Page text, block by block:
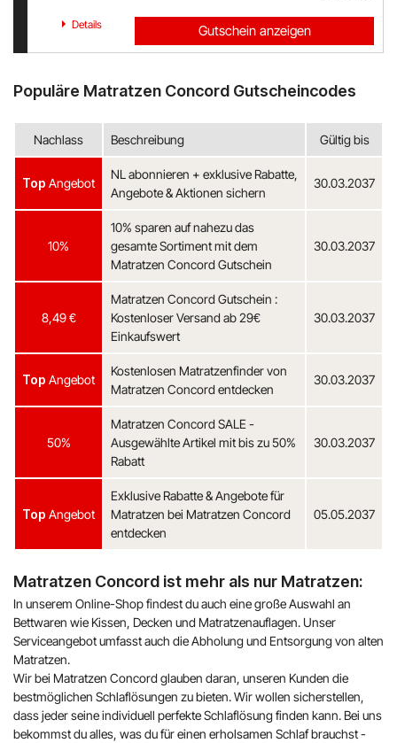
Details Gutschein anzeigen
Populäre Matratzen Concord Gutscheincodes
Nachlass Beschreibung Gültig bis
Top Angebot
NL abonnieren + exklusive Rabatte,
Angebote & Aktionen sichern
30.03.2037
10%
10% sparen auf nahezu das
gesamte Sortiment mit dem
Matratzen Concord Gutschein
30.03.2037
8,49 €
Matratzen Concord Gutschein :
Kostenloser Versand ab 29€
Einkaufswert
30.03.2037
Top Angebot
Kostenlosen Matratzenfinder von
Matratzen Concord entdecken
30.03.2037
50%
Matratzen Concord SALE -
Ausgewählte Artikel mit bis zu 50%
Rabatt
30.03.2037
Top Angebot
Exklusive Rabatte & Angebote für
Matratzen bei Matratzen Concord
entdecken
05.05.2037
Matratzen Concord ist mehr als nur Matratzen:
In unserem Online-Shop findest du auch eine große Auswahl an
Bettwaren wie Kissen, Decken und Matratzenauflagen. Unser
Serviceangebot umfasst auch die Abholung und Entsorgung von alten
Matratzen.
Wir bei Matratzen Concord glauben daran, unseren Kunden die
bestmöglichen Schlaflösungen zu bieten. Wir wollen sicherstellen,
dass jeder seine individuell perfekte Schlaflösung finden kann. Bei uns
bekommst du alles, was du für einen erholsamen Schlaf brauchst -